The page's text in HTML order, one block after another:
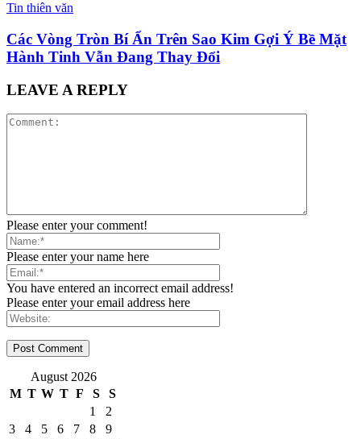
Tin thiên văn
Các Vòng Tròn Bí Ẩn Trên Sao Kim Gợi Ý Bề Mặt
Hành Tinh Vẫn Đang Thay Đổi
LEAVE A REPLY
Please enter your comment!
Please enter your name here
You have entered an incorrect email address!
Please enter your email address here
August 2026
M T W T F S S
1
2
3
4 5 6 7 8
9